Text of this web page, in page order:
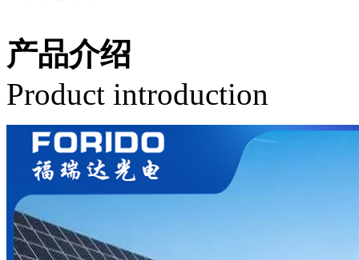
产品介绍
Product introduction